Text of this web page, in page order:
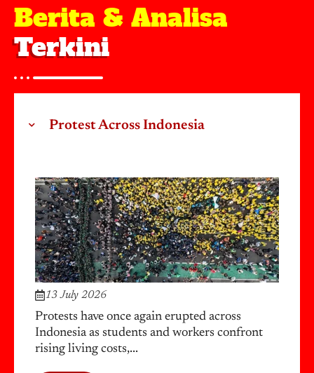
Berita & Analisa
Terkini
Protest Across Indonesia
13 July 2026
Protests have once again erupted across
Indonesia as students and workers confront
rising living costs,...